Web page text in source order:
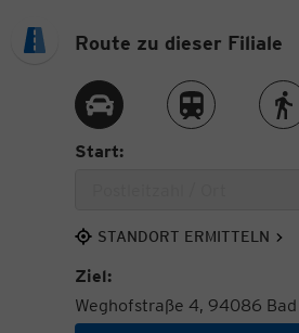
Route zu dieser Filiale
Route per AutoRoute per
Start:
STANDORT ERMITTELN
Ziel:
Weghofstraße 4, 94086